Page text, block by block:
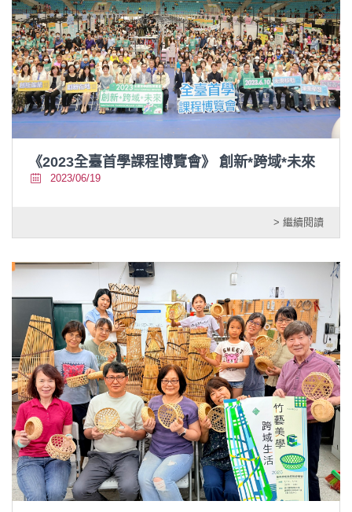
《2023全臺首學課程博覽會》 創新*跨域*未來
2023/06/19
> 繼續閱讀